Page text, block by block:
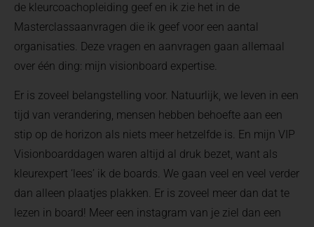
de kleurcoachopleiding geef en ik zie het in de
Masterclassaanvragen die ik geef voor een aantal
organisaties. Deze vragen en aanvragen gaan allemaal
over één ding: mijn visionboard expertise.
Er is zoveel belangstelling voor. Natuurlijk, we leven in een
tijd van verandering, mensen hebben behoefte aan een
stip op de horizon als niets meer hetzelfde is. En mijn VIP
Visionboarddagen waren altijd al druk bezet, want als
kleurexpert ‘lees’ ik de boards. We gaan veel en veel verder
dan alleen plaatjes plakken. Er is zoveel meer dan dat te
lezen in board! Meer een instagram van je ziel dan een